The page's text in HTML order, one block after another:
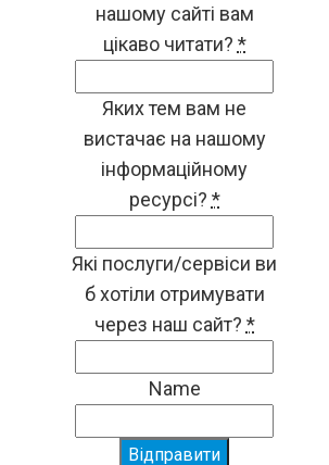
нашому сайті вам
цікаво читати? *
Яких тем вам не
вистачає на нашому
інформаційному
ресурсі? *
Які послуги/сервіси ви
б хотіли отримувати
через наш сайт? *
Name
Відправити